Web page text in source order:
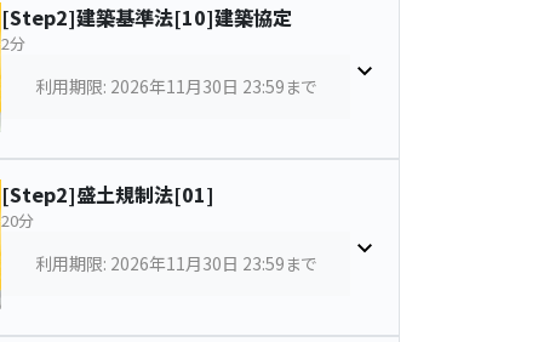
[Step2]建築基準法[10]建築協定
2分
利用期限: 2026年11月30日 23:59まで
[Step2]盛土規制法[01]
20分
利用期限: 2026年11月30日 23:59まで